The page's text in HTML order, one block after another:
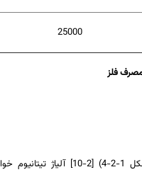
25000
فلز
شیمی (شکل 1-2-3) [2-10] و ریزساختار (شکل 1-2-4) [2-10] آلیاژ تیتانیوم خواص